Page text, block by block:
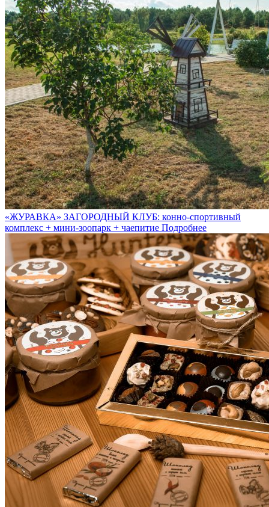
«ЖУРАВКА» ЗАГОРОДНЫЙ КЛУБ: конно-спортивный
комплекс + мини-зоопарк + чаепитие Подробнее